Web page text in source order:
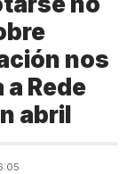
nos
Rede
abril